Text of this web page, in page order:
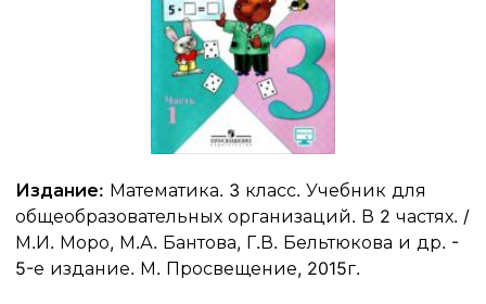
Издание: Математика. 3 класс. Учебник для
общеобразовательных организаций. В 2 частях. /
М.И. Моро, М.А. Бантова, Г.В. Бельтюкова и др. -
5-е издание. М. Просвещение, 2015г.